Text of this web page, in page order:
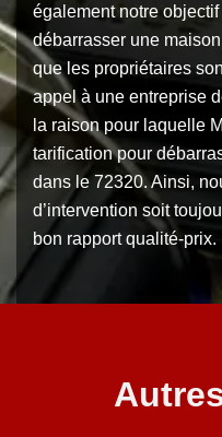
également notre
débarrasser une
que les propriétaires
appel à une entreprise
la raison pour laquelle
tarification pour
dans le 72320. Ainsi,
d’intervention soit
bon rapport qualité-prix.